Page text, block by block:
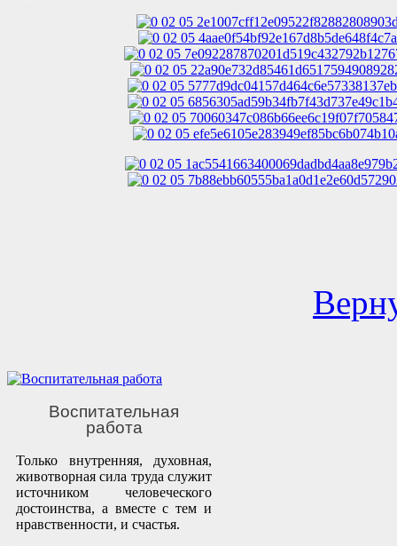
Воспитательная
работа
Только внутренняя, духовная,
животворная сила труда служит
источником человеческого
достоинства, а вместе с тем и
нравственности, и счастья.